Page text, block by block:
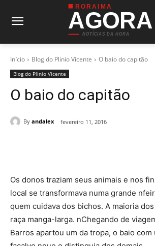
RORAIMA
AGORA
NOTÍCIAS DA HORA
Início Blog do Plinio Vicente O baio do capitão
Blog do Plinio Vicente
O baio do capitão
By andalex fevereiro 11, 2016
Os donos traziam seus animais e nos
local se transformava numa grande
quem cuidava dos bichos. A maioria
raça manga-larga. nChegando de
Barros apartou um da tropa, o baio com